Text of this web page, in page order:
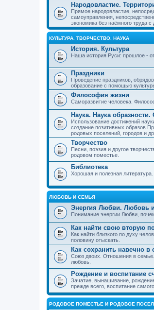
Народовластие.
Прямое народовластие,
самоуправления,
экономика без наёмного труда
КУЛЬТУРА. ТВОРЧЕСТВО. НАУКА
История. Культура
Наша история Руси: прошлое -
Праздники
Проведение праздников,
образование с помощью
Философия жизни
Саморазвитие человека.
Наука. Наука образности.
Использование достижений
создание позитивных образов
родовых поселений, городов и
Творчество
Песни, поэзия и другое
родовом поместье.
Библиотека
Хорошая и полезная
ЛЮБОВЬ И СЕМЬЯ
Энергия Любви. Любовь
Понимание энергии Любви,
Как найти свою вторую
Как найти близкого по духу
половину отыскать.
Как сохранить навечно
Союз двоих. Отношения в
любовь.
Рождение и воспитание
Зачатие, вынашивание,
прежде всего, воспитание
РОДОВОЕ ПОМЕСТЬЕ И РОДОВОЕ